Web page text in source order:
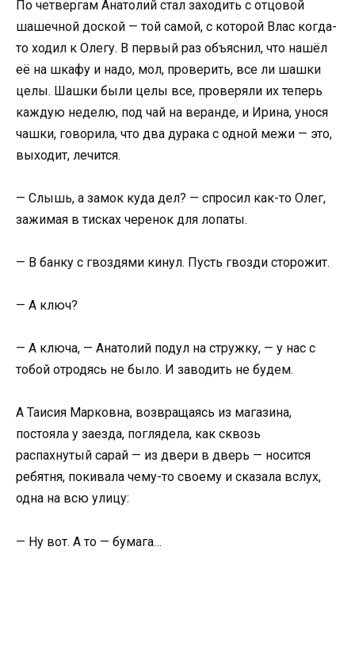
По четвергам Анатолий стал заходить с отцовой
шашечной доской — той самой, с которой Влас когда-
то ходил к Олегу. В первый раз объяснил, что нашёл
её на шкафу и надо, мол, проверить, все ли шашки
целы. Шашки были целы все, проверяли их теперь
каждую неделю, под чай на веранде, и Ирина, унося
чашки, говорила, что два дурака с одной межи — это,
выходит, лечится.
— Слышь, а замок куда дел? — спросил как-то Олег,
зажимая в тисках черенок для лопаты.
— В банку с гвоздями кинул. Пусть гвозди сторожит.
— А ключ?
— А ключа, — Анатолий подул на стружку, — у нас с
тобой отродясь не было. И заводить не будем.
А Таисия Марковна, возвращаясь из магазина,
постояла у заезда, поглядела, как сквозь
распахнутый сарай — из двери в дверь — носится
ребятня, покивала чему-то своему и сказала вслух,
одна на всю улицу:
— Ну вот. А то — бумага…